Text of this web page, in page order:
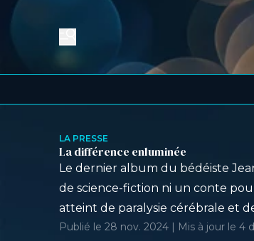
LA PRESSE
La différence enluminée
Le dernier album du bédéiste
de science-fiction ni un conte
atteint de paralysie cérébrale et
Publié le 28 nov. 2024 | Mis à jour le 4